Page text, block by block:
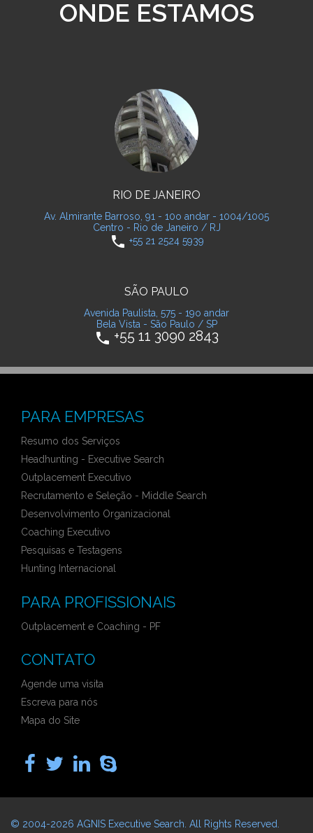
ONDE ESTAMOS
RIO DE JANEIRO
Av. Almirante Barroso, 91 - 10o andar - 1004/1005
Centro - Rio de Janeiro / RJ
phone +55 21 2524 5939
SÃO PAULO
Avenida Paulista, 575 - 19o andar
Bela Vista - São Paulo / SP
phone +55 11 3090 2843
PARA EMPRESAS
Resumo dos Serviços
Headhunting - Executive Search
Outplacement Executivo
Recrutamento e Seleção - Middle Search
Desenvolvimento Organizacional
Coaching Executivo
Pesquisas e Testagens
Hunting Internacional
PARA PROFISSIONAIS
Outplacement e Coaching - PF
CONTATO
Agende uma visita
Escreva para nós
Mapa do Site
© 2004-2026 AGNIS Executive Search . All Rights Reserved.